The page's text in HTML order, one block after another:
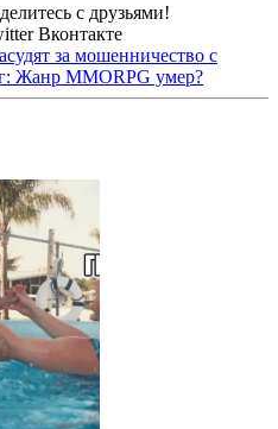
с друзьями!
Вконтакте
за мошенничество с
Жанр MMORPG умер?